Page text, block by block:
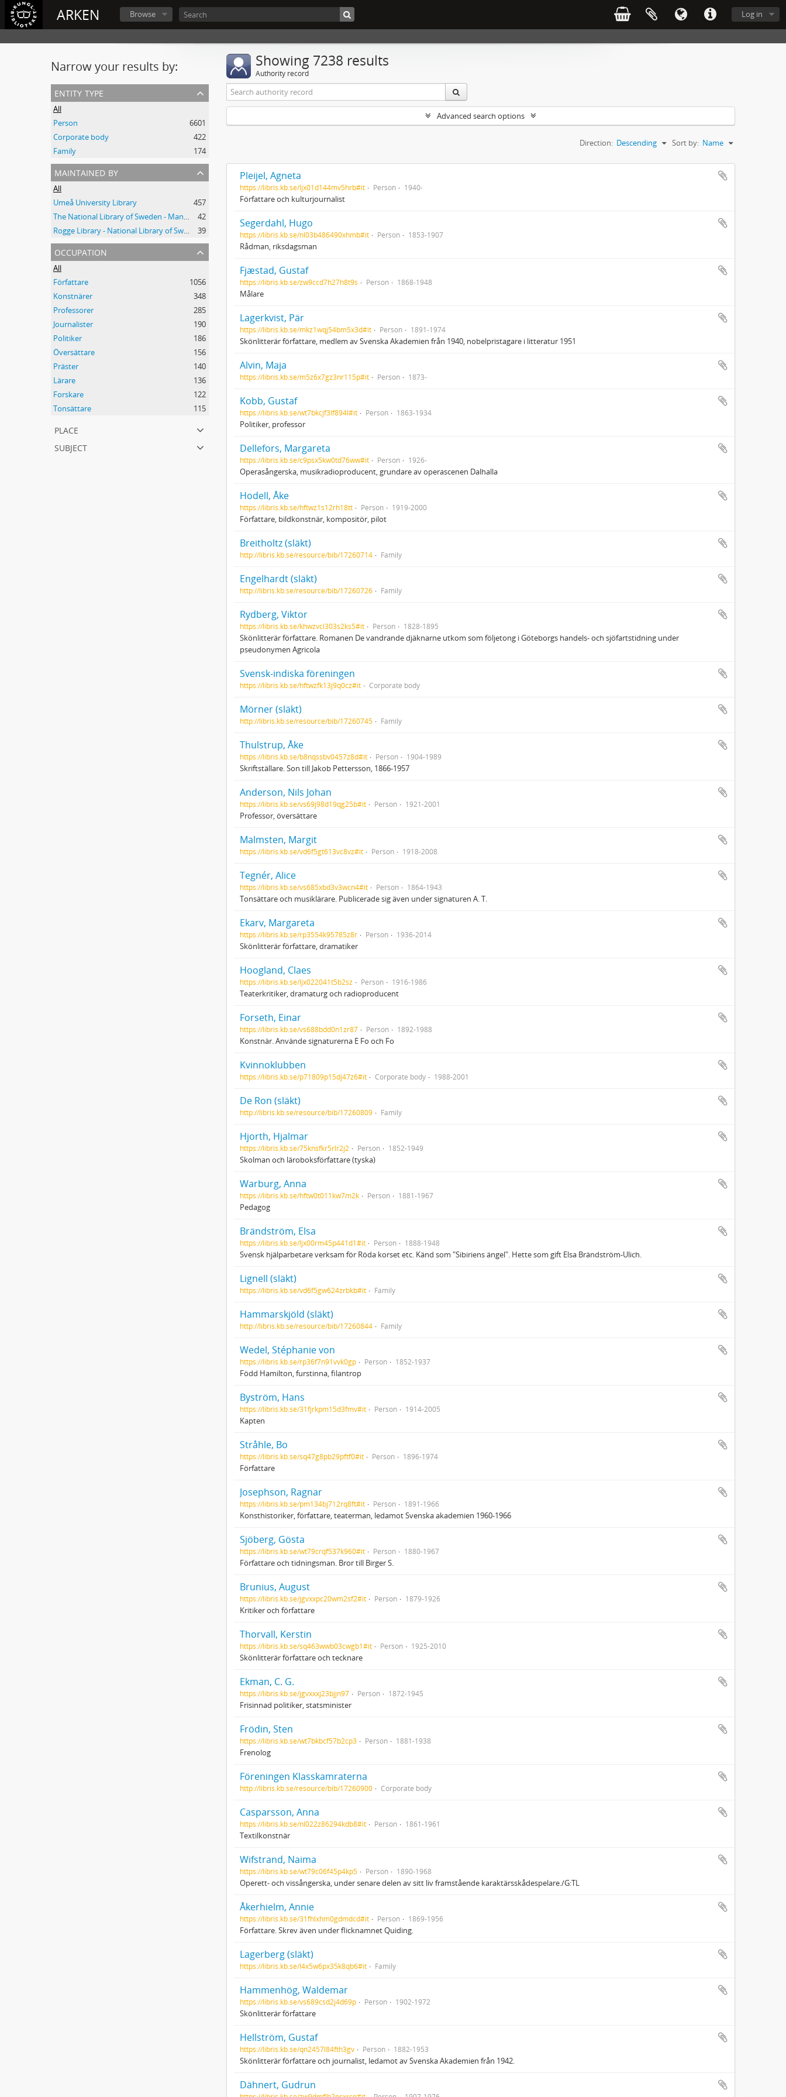
ARKEN Log in
Browse
Narrow your results by:
entity type
All
Person
6601
Corporate body
422
Family
174
maintained by
All
Umeå University Library
457
The National Library of Sweden - Manuscripts Collections
42
Rogge Library - National Library of Sweden
39
occupation
All
Författare
1056
Konstnärer
348
Professorer
285
Journalister
190
Politiker
186
Översättare
156
Präster
140
Lärare
136
Forskare
122
Tonsättare
115
place
subject
Showing 7238 results
Authority record
Advanced search options
Sort by: Name
Direction: Descending
Pleijel, Agneta
https://libris.kb.se/ljx01d144mv5hrb#it Person 1940-
Författare och kulturjournalist
Segerdahl, Hugo
https://libris.kb.se/nl03b486490xhmb#it Person 1853-1907
Rådman, riksdagsman
Fjæstad, Gustaf
https://libris.kb.se/zw9ccd7h27h8t9s Person 1868-1948
Målare
Lagerkvist, Pär
https://libris.kb.se/mkz1wqj54bm5x3d#it Person 1891-1974
Skönlitterär författare, medlem av Svenska Akademien från 1940, nobelpristagare i litteratur 1951
Alvin, Maja
https://libris.kb.se/m5z6x7gz3nr115p#it Person 1873-
Kobb, Gustaf
https://libris.kb.se/wt7bkcjf3lf894l#it Person 1863-1934
Politiker, professor
Dellefors, Margareta
https://libris.kb.se/c9psx5kw0td76ww#it Person 1926-
Operasångerska, musikradioproducent, grundare av operascenen Dalhalla
Hodell, Åke
https://libris.kb.se/hftwz1s12rh18tt Person 1919-2000
Författare, bildkonstnär, kompositör, pilot
Breitholtz (släkt)
http://libris.kb.se/resource/bib/17260714 Family
Engelhardt (släkt)
http://libris.kb.se/resource/bib/17260726 Family
Rydberg, Viktor
https://libris.kb.se/khwzvcl303s2ks5#it Person 1828-1895
Skönlitterär författare. Romanen De vandrande djäknarne utkom som följetong i Göteborgs handels- och sjöfartstidning under
pseudonymen Agricola
Svensk-indiska föreningen
https://libris.kb.se/hftwzfk13j9q0cz#it Corporate body
Mörner (släkt)
http://libris.kb.se/resource/bib/17260745 Family
Thulstrup, Åke
https://libris.kb.se/b8nqssbv0457z8d#it Person 1904-1989
Skriftställare. Son till Jakob Pettersson, 1866-1957
Anderson, Nils Johan
https://libris.kb.se/vs69j98d19qg25b#it Person 1921-2001
Professor, översättare
Malmsten, Margit
https://libris.kb.se/vd6f5gt613vc8vz#it Person 1918-2008
Tegnér, Alice
https://libris.kb.se/vs685xbd3v3wcn4#it Person 1864-1943
Tonsättare och musiklärare. Publicerade sig även under signaturen A. T.
Ekarv, Margareta
https://libris.kb.se/rp3554k95785z8r Person 1936-2014
Skönlitterär författare, dramatiker
Hoogland, Claes
https://libris.kb.se/ljx022041t5b2sz Person 1916-1986
Teaterkritiker, dramaturg och radioproducent
Forseth, Einar
https://libris.kb.se/vs688bdd0n1zr87 Person 1892-1988
Konstnär. Använde signaturerna E Fo och Fo
Kvinnoklubben
https://libris.kb.se/p71809p15dj47z6#it Corporate body 1988-2001
De Ron (släkt)
http://libris.kb.se/resource/bib/17260809 Family
Hjorth, Hjalmar
https://libris.kb.se/75knsfkr5rlr2j2 Person 1852-1949
Skolman och läroboksförfattare (tyska)
Warburg, Anna
https://libris.kb.se/hftw0t011kw7m2k Person 1881-1967
Pedagog
Brändström, Elsa
https://libris.kb.se/ljx00rm45p441d1#it Person 1888-1948
Svensk hjälparbetare verksam för Röda korset etc. Känd som "Sibiriens ängel". Hette som gift Elsa Brändström-Ulich.
Lignell (släkt)
https://libris.kb.se/vd6f5gw624zrbkb#it Family
Hammarskjöld (släkt)
http://libris.kb.se/resource/bib/17260844 Family
Wedel, Stéphanie von
https://libris.kb.se/rp36f7n91vvk0gp Person 1852-1937
Född Hamilton, furstinna, filantrop
Byström, Hans
https://libris.kb.se/31fjrkpm15d3fmv#it Person 1914-2005
Kapten
Stråhle, Bo
https://libris.kb.se/sq47g8pb29pftf0#it Person 1896-1974
Författare
Josephson, Ragnar
https://libris.kb.se/pm134bj712rq8ft#it Person 1891-1966
Konsthistoriker, författare, teaterman, ledamot Svenska akademien 1960-1966
Sjöberg, Gösta
https://libris.kb.se/wt79crqf537k960#it Person 1880-1967
Författare och tidningsman. Bror till Birger S.
Brunius, August
https://libris.kb.se/jgvxxpc20wm2sf2#it Person 1879-1926
Kritiker och författare
Thorvall, Kerstin
https://libris.kb.se/sq463wwb03cwgb1#it Person 1925-2010
Skönlitterär författare och tecknare
Ekman, C. G.
https://libris.kb.se/jgvxxxj23bjjn97 Person 1872-1945
Frisinnad politiker, statsminister
Frödin, Sten
https://libris.kb.se/wt7bkbcf57b2cp3 Person 1881-1938
Frenolog
Föreningen Klasskamraterna
http://libris.kb.se/resource/bib/17260900 Corporate body
Casparsson, Anna
https://libris.kb.se/nl022z86294kdb8#it Person 1861-1961
Textilkonstnär
Wifstrand, Naima
https://libris.kb.se/wt79c06f45p4kp5 Person 1890-1968
Operett- och vissångerska, under senare delen av sitt liv framstående karaktärsskådespelare./G:TL
Åkerhielm, Annie
https://libris.kb.se/31fhlxhm0gdmdcd#it Person 1869-1956
Författare. Skrev även under flicknamnet Quiding.
Lagerberg (släkt)
https://libris.kb.se/l4x5w6px35k8qb6#it Family
Hammenhög, Waldemar
https://libris.kb.se/vs689csd2j4d69p Person 1902-1972
Skönlitterär författare
Hellström, Gustaf
https://libris.kb.se/qn2457l84fth3gv Person 1882-1953
Skönlitterär författare och journalist, ledamot av Svenska Akademien från 1942.
Dähnert, Gudrun